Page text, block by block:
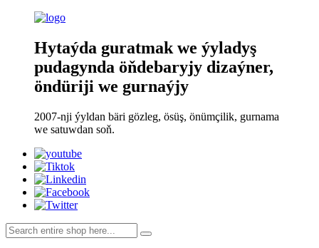
Hytaýda guratmak we ýyladyş
pudagynda öňdebaryjy dizaýner,
öndüriji we gurnaýjy
2007-nji ýyldan bäri gözleg, ösüş, önümçilik, gurnama
we satuwdan soň.